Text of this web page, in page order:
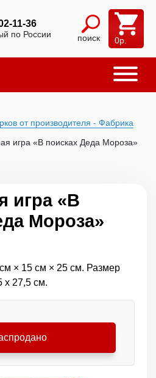
11-36
по России поиск 0р.
от производителя - Фабрика
игра «В поисках Деда Мороза»
игра «В
Мороза»
× 15 см × 25 см. Размер
х 27,5 см.